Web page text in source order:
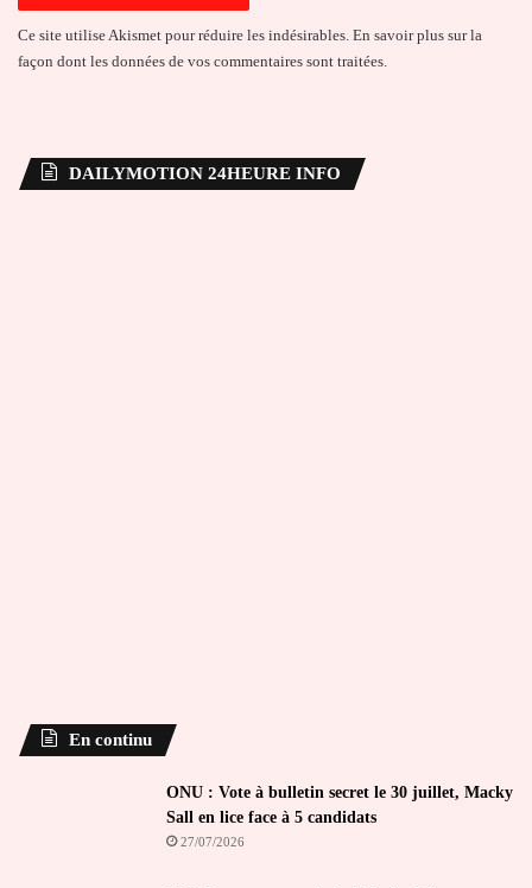
Ce site utilise Akismet pour réduire les indésirables. En savoir plus sur la
façon dont les données de vos commentaires sont traitées.
DAILYMOTION 24HEURE INFO
En continu
ONU : Vote à bulletin secret le 30 juillet, Macky
Sall en lice face à 5 candidats
27/07/2026